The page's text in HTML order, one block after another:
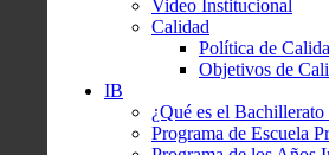
Video Institucional
Calidad
Política de
Objetivos de
IB
¿Qué es el
Programa de Escuela